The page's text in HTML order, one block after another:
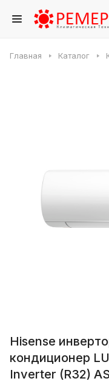
Главная Каталог
Hisense
кондиционер
Inverter (R32)